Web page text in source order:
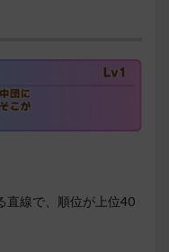
直線で、順位が上位40